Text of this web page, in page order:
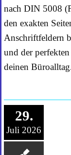
nach DIN 5008
den exakten
Anschriftfeldern
und der
deinen
29.
Juli 2026